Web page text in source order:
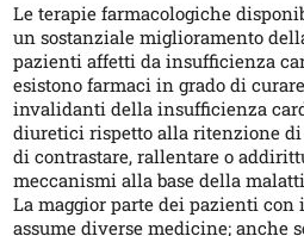
Le terapie farmacologiche
un sostanziale miglioramento
pazienti affetti da insufficienza
esistono farmaci in grado di
invalidanti della insufficienza
diuretici rispetto alla ritenzione
di contrastare, rallentare o
meccanismi alla base della
La maggior parte dei pazienti
assume diverse medicine; anche